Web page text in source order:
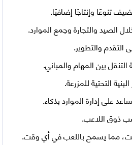
تنوعًا وإنتاجًا إضافيًا.
الصيد والتجارة وجمع الموارد.
والتطوير.
بين المهام والمباني.
التحتية للمزرعة.
على إدارة الموارد بذكاء.
ذوق اللاعب.
مما يسمح باللعب في أي وقت.